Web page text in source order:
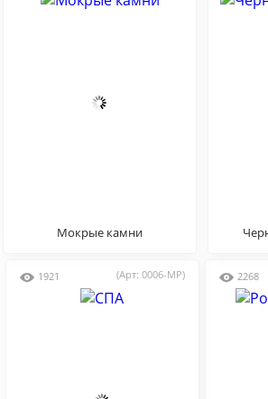
Мокрые камни
1921 (Арт: 0006-MP) 2268